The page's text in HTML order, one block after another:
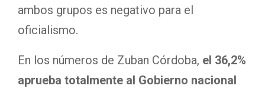
ambos grupos es negativo para el
oficialismo.
En los números de Zuban Córdoba, el 36,2%
aprueba totalmente al Gobierno nacional